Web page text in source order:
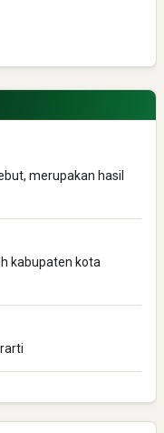
dan Roy Suryo
merupakan hasil
kabupaten kota